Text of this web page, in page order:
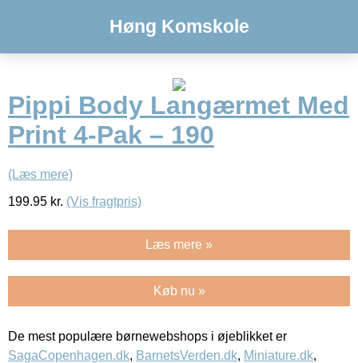
Høng Komskole
Pippi Body Langærmet Med
Print 4-Pak – 190
(Læs mere)
199.95 kr. (Vis fragtpris)
Læs mere »
Køb nu »
De mest populære børnewebshops i øjeblikket er
SagaCopenhagen.dk, BarnetsVerden.dk, Miniature.dk,